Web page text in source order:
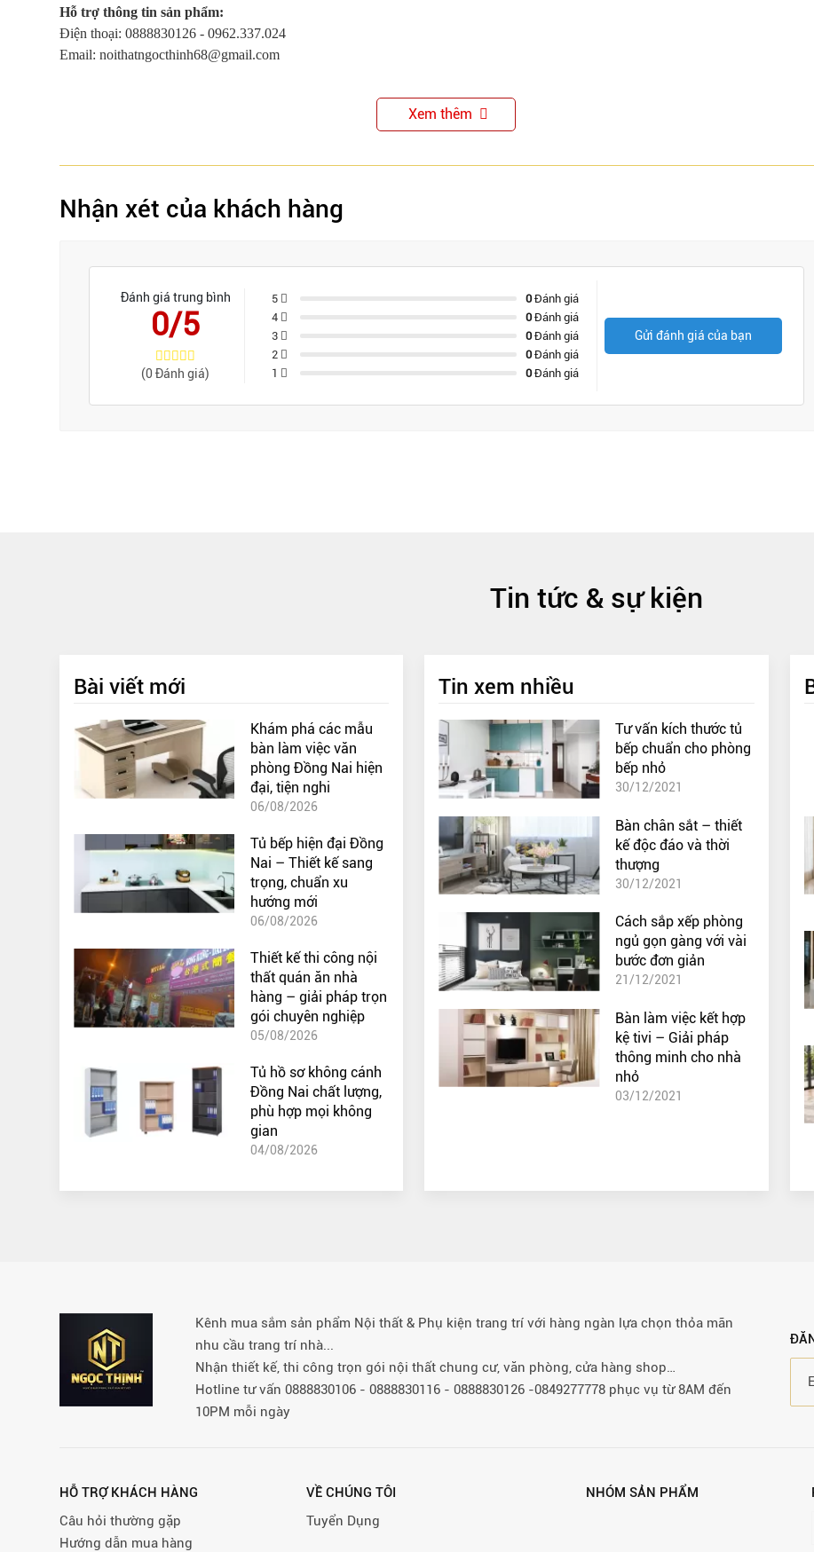
Hỗ trợ thông tin sản phẩm:
Điện thoại: 0888830126 - 0962.337.024
Email: noithatngocthinh68@gmail.com
Xem thêm
Nhận xét của khách hàng
Đánh giá trung bình
0/5
(0 Đánh giá)
5 0Đánh giá
4
0Đánh giá
3
0Đánh giá
2
0Đánh giá
1
0Đánh giá
Gửi đánh giá của bạn
Tin tức & sự kiện
Bài viết mới
Khám phá các mẫu
bàn làm việc văn
phòng Đồng Nai hiện
đại, tiện nghi
06/08/2026
Tủ bếp hiện đại Đồng
Nai – Thiết kế sang
trọng, chuẩn xu
hướng mới
06/08/2026
Thiết kế thi công nội
thất quán ăn nhà
hàng – giải pháp trọn
gói chuyên nghiệp
05/08/2026
Tủ hồ sơ không cánh
Đồng Nai chất lượng,
phù hợp mọi không
gian
04/08/2026
Tin xem nhiều
Tư vấn kích thước tủ
bếp chuẩn cho phòng
bếp nhỏ
30/12/2021
Bàn chân sắt – thiết
kế độc đáo và thời
thượng
30/12/2021
Cách sắp xếp phòng
ngủ gọn gàng với vài
bước đơn giản
21/12/2021
Bàn làm việc kết hợp
kệ tivi – Giải pháp
thông minh cho nhà
nhỏ
03/12/2021
Kênh mua sắm sản phẩm Nội thất & Phụ kiện trang trí với hàng ngàn lựa chọn thỏa mãn
nhu cầu trang trí nhà...
Nhận thiết kế, thi công trọn gói nội thất chung cư, văn phòng, cửa hàng shop…
Hotline tư vấn 0888830106 - 0888830116 - 0888830126 -0849277778 phục vụ từ 8AM đến
10PM mỗi ngày
HỖ TRỢ KHÁCH HÀNG
Câu hỏi thường gặp
Hướng dẫn mua hàng
VỀ CHÚNG TÔI
Tuyển Dụng
NHÓM SẢN PHẨM